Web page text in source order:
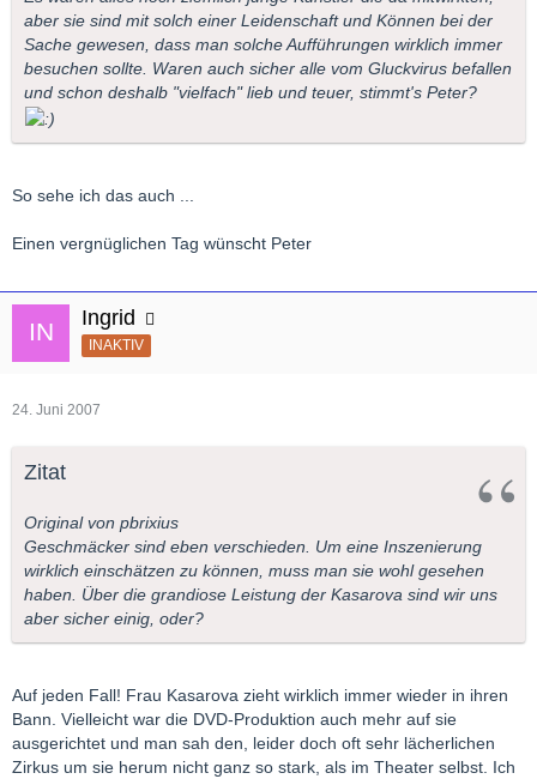
aber sie sind mit solch einer Leidenschaft und Können bei der
Sache gewesen, dass man solche Aufführungen wirklich immer
besuchen sollte. Waren auch sicher alle vom Gluckvirus befallen
und schon deshalb "vielfach" lieb und teuer, stimmt's Peter?
So sehe ich das auch ...
Einen vergnüglichen Tag wünscht Peter
Ingrid
INAKTIV
24. Juni 2007
Zitat
Original von pbrixius
Geschmäcker sind eben verschieden. Um eine Inszenierung
wirklich einschätzen zu können, muss man sie wohl gesehen
haben. Über die grandiose Leistung der Kasarova sind wir uns
aber sicher einig, oder?
Auf jeden Fall! Frau Kasarova zieht wirklich immer wieder in ihren
Bann. Vielleicht war die DVD-Produktion auch mehr auf sie
ausgerichtet und man sah den, leider doch oft sehr lächerlichen
Zirkus um sie herum nicht ganz so stark, als im Theater selbst. Ich